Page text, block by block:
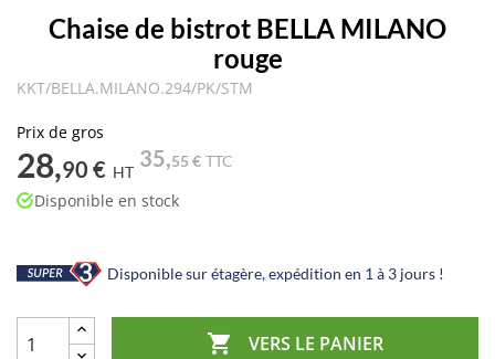
Chaise de bistrot BELLA MILANO
rouge
KKT/BELLA.MILANO.294/PK/STM
Prix de gros
28,90 € HT
35,55 € TTC
Disponible en stock
Disponible sur étagère, expédition en 1 à 3 jours !
 VERS LE PANIER